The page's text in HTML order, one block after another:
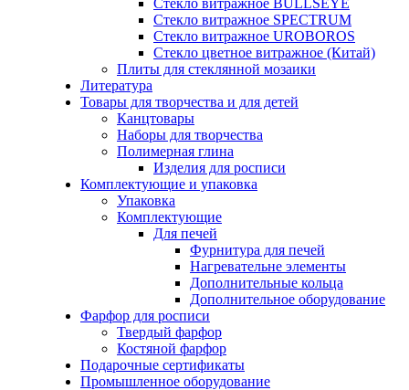
Стекло витражное BULLSEYE
Стекло витражное SPECTRUM
Стекло витражное UROBOROS
Стекло цветное витражное (Китай)
Плиты для стеклянной мозаики
Литература
Товары для творчества и для детей
Канцтовары
Наборы для творчества
Полимерная глина
Изделия для росписи
Комплектующие и упаковка
Упаковка
Комплектующие
Для печей
Фурнитура для печей
Нагревательне элементы
Дополнительные кольца
Дополнительное оборудование
Фарфор для росписи
Твердый фарфор
Костяной фарфор
Подарочные сертификаты
Промышленное оборудование